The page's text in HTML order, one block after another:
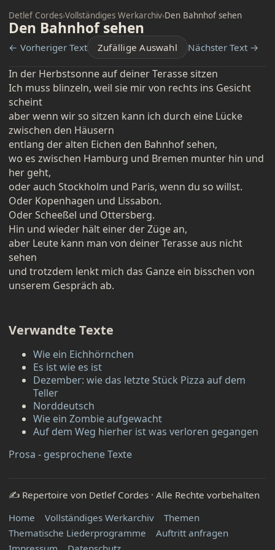
Detlef Cordes›Vollständiges Werkarchiv›Den Bahnhof sehen
Den Bahnhof sehen
← Vorheriger Text Zufällige Auswahl Nächster Text →
In der Herbstsonne auf deiner Terasse sitzen
Ich muss blinzeln, weil sie mir von rechts ins Gesicht
scheint
aber wenn wir so sitzen kann ich durch eine Lücke
zwischen den Häusern
entlang der alten Eichen den Bahnhof sehen,
wo es zwischen Hamburg und Bremen munter hin und
her geht,
oder auch Stockholm und Paris, wenn du so willst.
Oder Kopenhagen und Lissabon.
Oder Scheeßel und Ottersberg.
Hin und wieder hält einer der Züge an,
aber Leute kann man von deiner Terasse aus nicht
sehen
und trotzdem lenkt mich das Ganze ein bisschen von
unserem Gespräch ab.
Verwandte Texte
Wie ein Eichhörnchen
Es ist wie es ist
Dezember: wie das letzte Stück Pizza auf dem
Teller
Norddeutsch
Wie ein Zombie aufgewacht
Auf dem Weg hierher ist was verloren gegangen
Prosa - gesprochene Texte
✍️ Repertoire von Detlef Cordes · Alle Rechte vorbehalten
Home
Vollständiges Werkarchiv
Themen
Thematische Liederprogramme
Auftritt anfragen